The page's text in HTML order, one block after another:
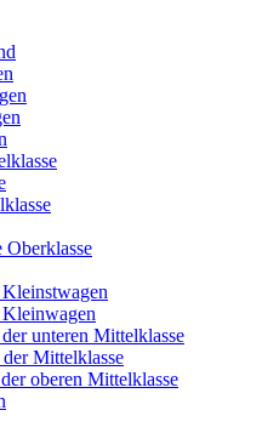
Oberklasse
unteren Mittelklasse
Mittelklasse
oberen Mittelklasse